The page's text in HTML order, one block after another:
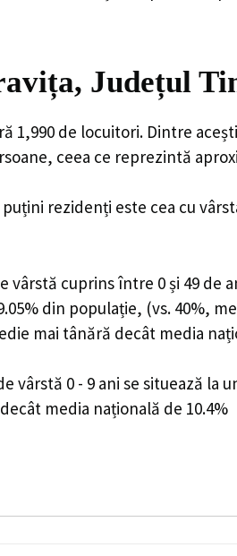
Județul
1,990 de locuitori. Dintre
ceea ce reprezintă
rezidenți este cea cu
cuprins între 0 și 49 de
din populație, (vs. 40%,
mai tânără decât media
vârstă 0 - 9 ani se situează
media națională de 10.4%